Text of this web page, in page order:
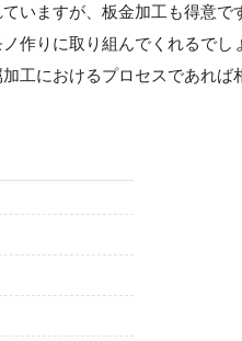
いますが、板金加工も得意
作りに取り組んでくれるで
工におけるプロセスであれば